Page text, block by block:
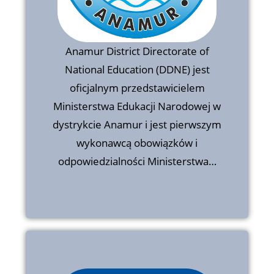
Anamur District Directorate of
National Education (DDNE) jest
oficjalnym przedstawicielem
Ministerstwa Edukacji Narodowej w
dystrykcie Anamur i jest pierwszym
wykonawcą obowiązków i
odpowiedzialności Ministerstwa…
Anamur District Directorate of
National Education (DDNE) jest
oficjalnym przedstawicielem
Ministerstwa Edukacji Narodowej w
dystrykcie Anamur i jest pierwszym
odpowiedzialności Ministerstwa…